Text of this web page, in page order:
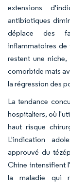
extensions
antibiotiques
déplace des
inflammatoires de
restent une
comorbide mais
la régression des
La tendance
hospitaliers, où
haut risque
L'indication
approuvé du
Chine intensifient
la maladie qui